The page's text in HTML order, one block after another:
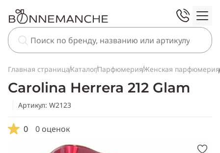
Главная страницаКаталогПарфюмерияЖенская парфюмерия
Carolina Herrera 212 Glam
Артикул: W2123
0 0 оценок